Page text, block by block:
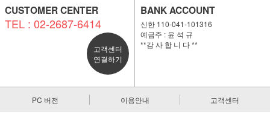
CUSTOMER CENTER
TEL : 02-2687-6414
고객센터
연결하기
BANK ACCOUNT
신한 110-041-101316
예금주 : 윤 석 규
**감 사 합 니 다 **
PC 버전 이용안내 고객센터